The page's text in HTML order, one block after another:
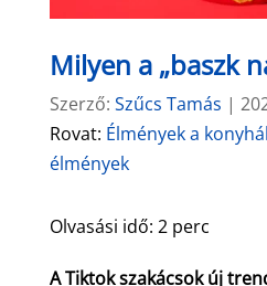
Milyen a „baszk
Szerző: Szűcs Tamás |
Rovat: Élmények a
élmények
Olvasási idő: 2 perc
A Tiktok szakácsok új